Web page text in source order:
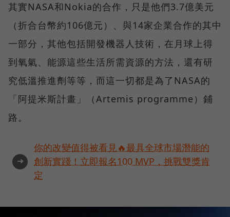
其實NASA和Nokia的合作，只是他們3.7億美元
（折合台幣約106億元）、與14家企業合作的其中
一部分，其他包括開發機器人技術，在月球上得
到氧氣、能源這些生活所需資源的方法，還有研
究低溫推進劑等等，而這一切都是為了NASA的
「阿提米斯計畫」（Artemis programme）鋪
路。
➜
你的改變值得被看見🔥最具全球市場潛能的
創新實踐！立即報名100 MVP，挑戰雙獎肯
定